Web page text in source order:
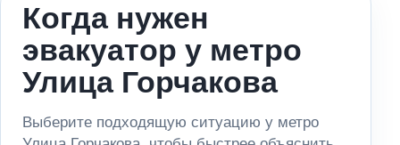
Когда нужен
эвакуатор у метро
Улица Горчакова
Выберите подходящую ситуацию у метро